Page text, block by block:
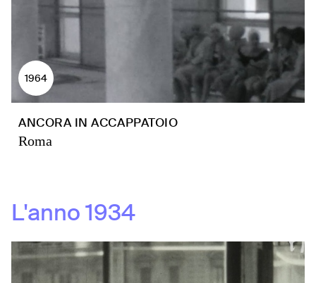
1964
ANCORA IN ACCAPPATOIO
Roma
L'anno1934